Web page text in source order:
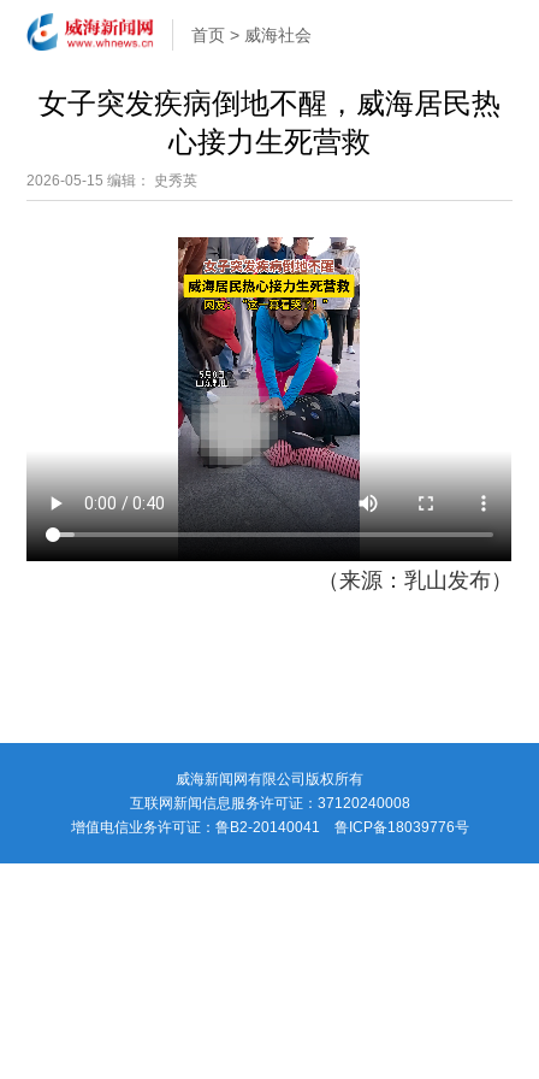
首页 > 威海社会
女子突发疾病倒地不醒，威海居民热
心接力生死营救
2026-05-15编辑： 史秀英
（来源：乳山发布）
威海新闻网有限公司版权所有
互联网新闻信息服务许可证：37120240008
增值电信业务许可证：鲁B2-20140041 鲁ICP备18039776号